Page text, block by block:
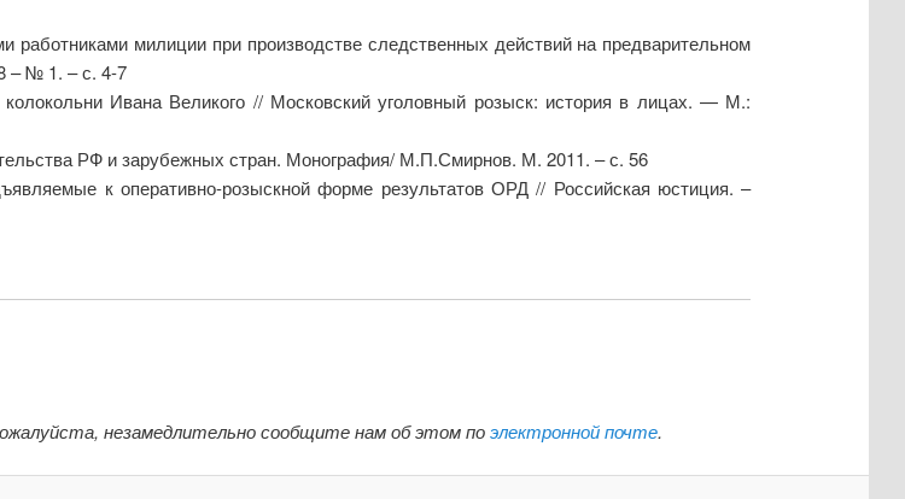
милиции при производстве следственных действий на предварительном
– № 1. – с. 4-7
Ивана Великого // Московский уголовный розыск: история в лицах. — М.:
РФ и зарубежных стран. Монография/ М.П.Смирнов. М. 2011. – с. 56
к оперативно-розыскной форме результатов ОРД // Российская юстиция. –
незамедлительно сообщите нам об этом поэлектронной почте.